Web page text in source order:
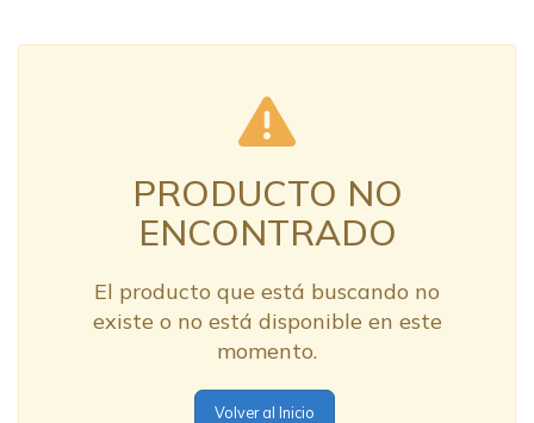
PRODUCTO NO
ENCONTRADO
El producto que está buscando no
existe o no está disponible en este
momento.
Volver al Inicio